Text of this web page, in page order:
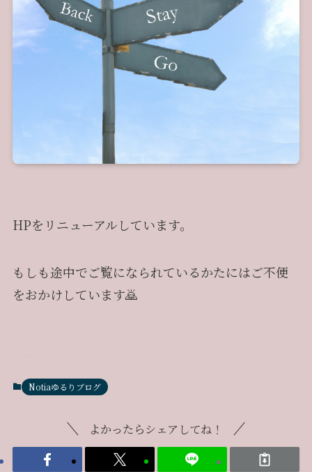
HPをリニューアルしています。
もしも途中でご覧になられているかたにはご不便
をおかけしています🙇
Notiaゆるりブログ
よかったらシェアしてね！